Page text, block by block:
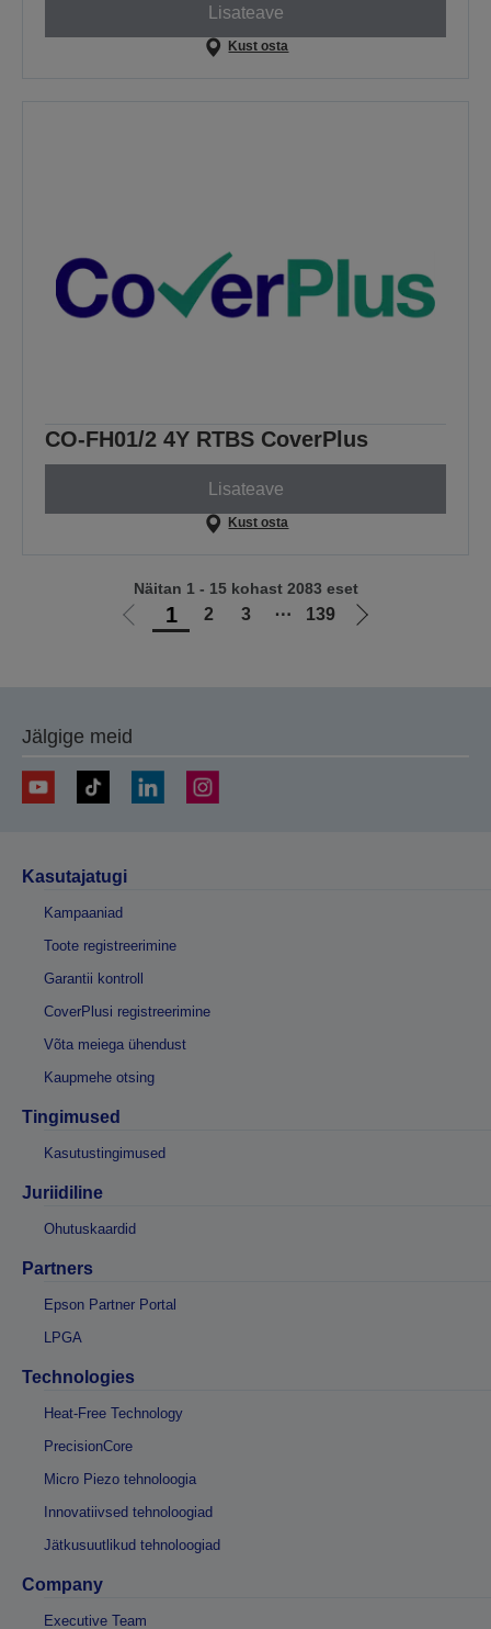
Lisateave
Kust osta
CO-FH01/2 4Y RTBS CoverPlus
Lisateave
Kust osta
Liigu1 2 3 ⋯ 139
Liigu
Näitan 1 - 15 kohast 2083 eset
Jälgige meid
Kasutajatugi
Kampaaniad
Toote registreerimine
Garantii kontroll
CoverPlusi registreerimine
Võta meiega ühendust
Kaupmehe otsing
Tingimused
Kasutustingimused
Juriidiline
Ohutuskaardid
Partners
Epson Partner Portal
LPGA
Technologies
Heat-Free Technology
PrecisionCore
Micro Piezo tehnoloogia
Innovatiivsed tehnoloogiad
Jätkusuutlikud tehnoloogiad
Company
Executive Team